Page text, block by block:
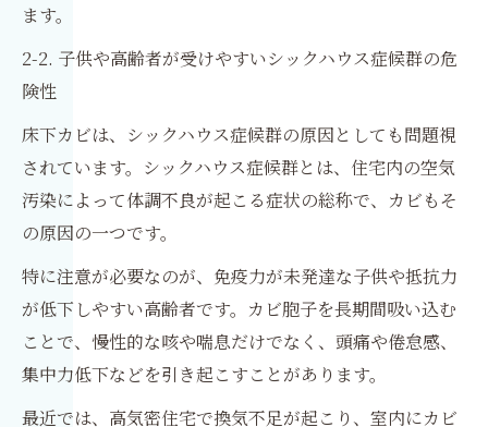
ます。
2-2. 子供や高齢者が受けやすいシックハウス症候群の危
険性
床下カビは、シックハウス症候群の原因としても問題視
されています。シックハウス症候群とは、住宅内の空気
汚染によって体調不良が起こる症状の総称で、カビもそ
の原因の一つです。
特に注意が必要なのが、免疫力が未発達な子供や抵抗力
が低下しやすい高齢者です。カビ胞子を長期間吸い込む
ことで、慢性的な咳や喘息だけでなく、頭痛や倦怠感、
集中力低下などを引き起こすことがあります。
最近では、高気密住宅で換気不足が起こり、室内にカビ